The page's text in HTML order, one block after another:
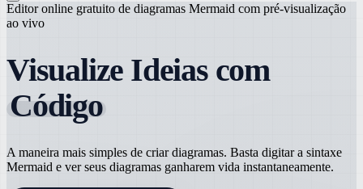
Editor online gratuito de diagramas Mermaid com pré-visualização
ao vivo
Visualize Ideias com
Código
A maneira mais simples de criar diagramas. Basta digitar a sintaxe
Mermaid e ver seus diagramas ganharem vida instantaneamente.